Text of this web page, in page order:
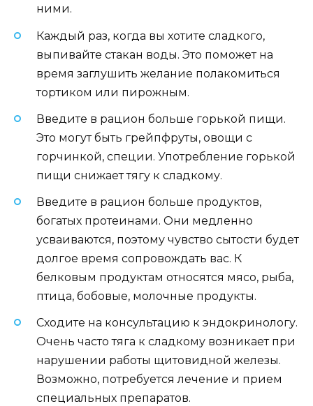
ними.
Каждый раз, когда вы хотите сладкого,
выпивайте стакан воды. Это поможет на
время заглушить желание полакомиться
тортиком или пирожным.
Введите в рацион больше горькой пищи.
Это могут быть грейпфруты, овощи с
горчинкой, специи. Употребление горькой
пищи снижает тягу к сладкому.
Введите в рацион больше продуктов,
богатых протеинами. Они медленно
усваиваются, поэтому чувство сытости будет
долгое время сопровождать вас. К
белковым продуктам относятся мясо, рыба,
птица, бобовые, молочные продукты.
Сходите на консультацию к эндокринологу.
Очень часто тяга к сладкому возникает при
нарушении работы щитовидной железы.
Возможно, потребуется лечение и прием
специальных препаратов.